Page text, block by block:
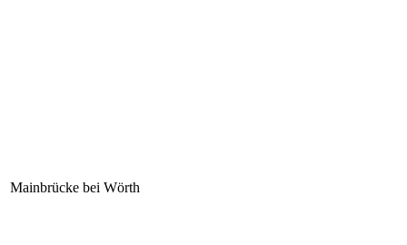
Mainbrücke bei Wörth